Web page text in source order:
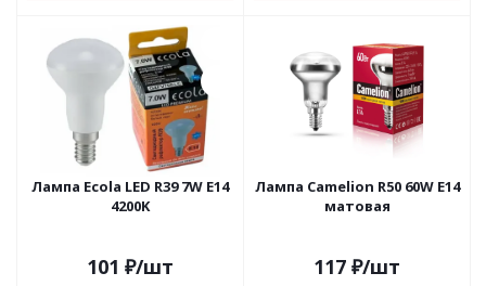
Лампа Ecola LED R39 7W E14
4200K
101 ₽/шт
Лампа Camelion R50 60W E14
матовая
117 ₽/шт